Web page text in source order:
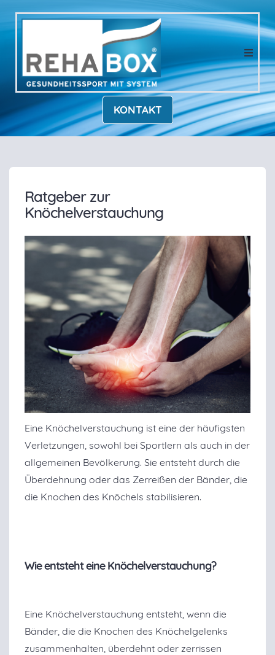
KONTAKT
Ratgeber zur
Knöchelverstauchung
Eine Knöchelverstauchung ist eine der häufigsten
Verletzungen, sowohl bei Sportlern als auch in der
allgemeinen Bevölkerung. Sie entsteht durch die
Überdehnung oder das Zerreißen der Bänder, die
die Knochen des Knöchels stabilisieren.
Wie entsteht eine Knöchelverstauchung?
Eine Knöchelverstauchung entsteht, wenn die
Bänder, die die Knochen des Knöchelgelenks
zusammenhalten, überdehnt oder zerrissen